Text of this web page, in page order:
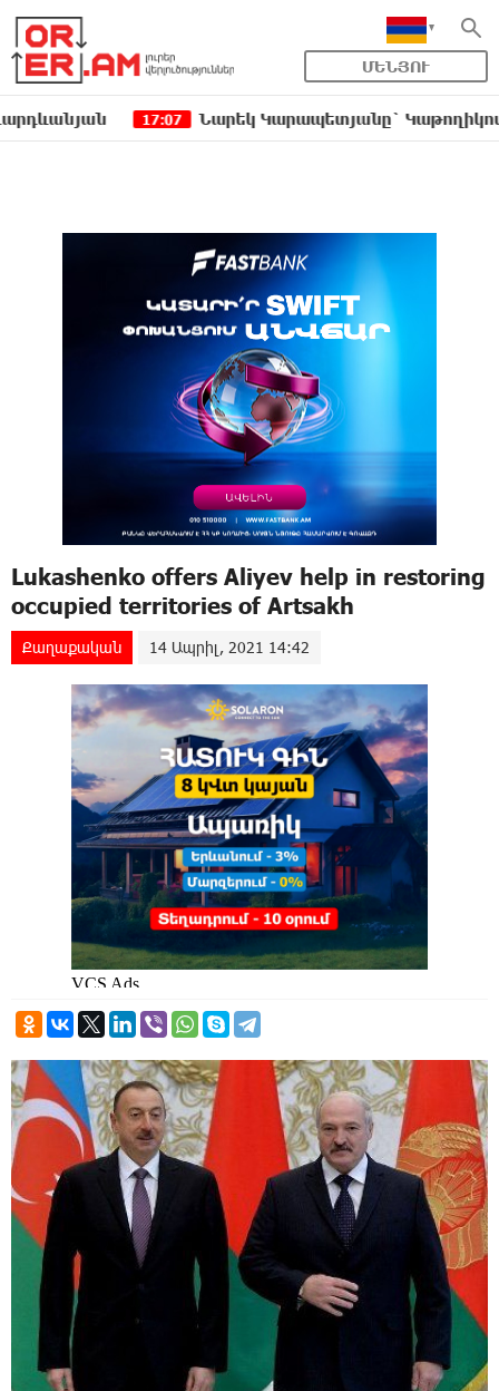
ՄԵՆՅՈՒ
17:07 Նարեկ Կարապետյանը` Կաթողիկոսին
Lukashenko offers Aliyev help in restoring
occupied territories of Artsakh
Քաղաքական 14 Ապրիլ, 2021 14:42